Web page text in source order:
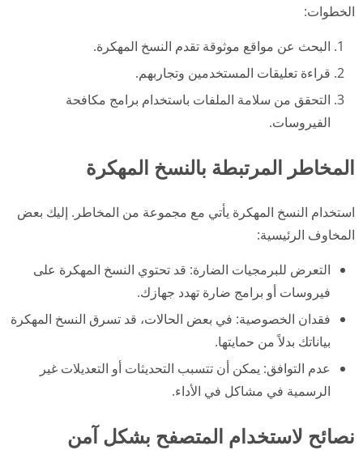
الخطوات:
البحث عن مواقع موثوقة تقدم النسخ المهكرة.
قراءة تعليقات المستخدمين وتجاربهم.
التحقق من سلامة الملفات باستخدام برامج مكافحة
الفيروسات.
المخاطر المرتبطة بالنسخ المهكرة
استخدام النسخ المهكرة يأتي مع مجموعة من المخاطر. إليك بعض
المخاوف الرئيسية:
التعرض للبرمجيات الضارة: قد تحتوي النسخ المهكرة على
فيروسات أو برامج ضارة تهدد جهازك.
فقدان الخصوصية: في بعض الحالات، قد تسرق النسخ المهكرة
بياناتك بدلاً من حمايتها.
عدم التوافق: يمكن أن تتسبب التحديثات أو التعديلات غير
الرسمية في مشاكل في الأداء.
نصائح لاستخدام المتصفح بشكل آمن